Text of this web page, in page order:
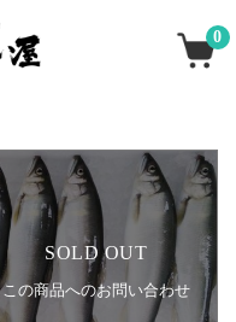
0
SOLD OUT
この商品へのお問い合わせ